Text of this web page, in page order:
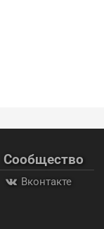
Сообщество
Вконтакте